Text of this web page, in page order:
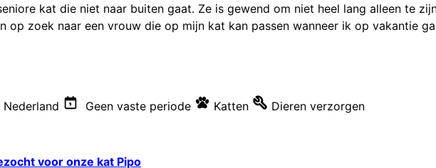
kat die niet naar buiten gaat. Ze is gewend om niet heel lang alleen te
op zoek naar een vrouw die op mijn kat kan passen wanneer ik op vakantie
Nederland Geen vaste periode Katten Dieren verzorgen
voor onze kat Pipo